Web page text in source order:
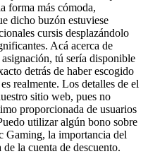
forma más cómoda,
dicho buzón estuviese
cursis desplazándolo
Acá acerca de
tú serí­a disponible
detrás de haber escogido
realmente. Los detalles de el
sitio web, pues no
proporcionada de usuarios
utilizar algún bono sobre
Gaming, la importancia del
la cuenta de descuento.